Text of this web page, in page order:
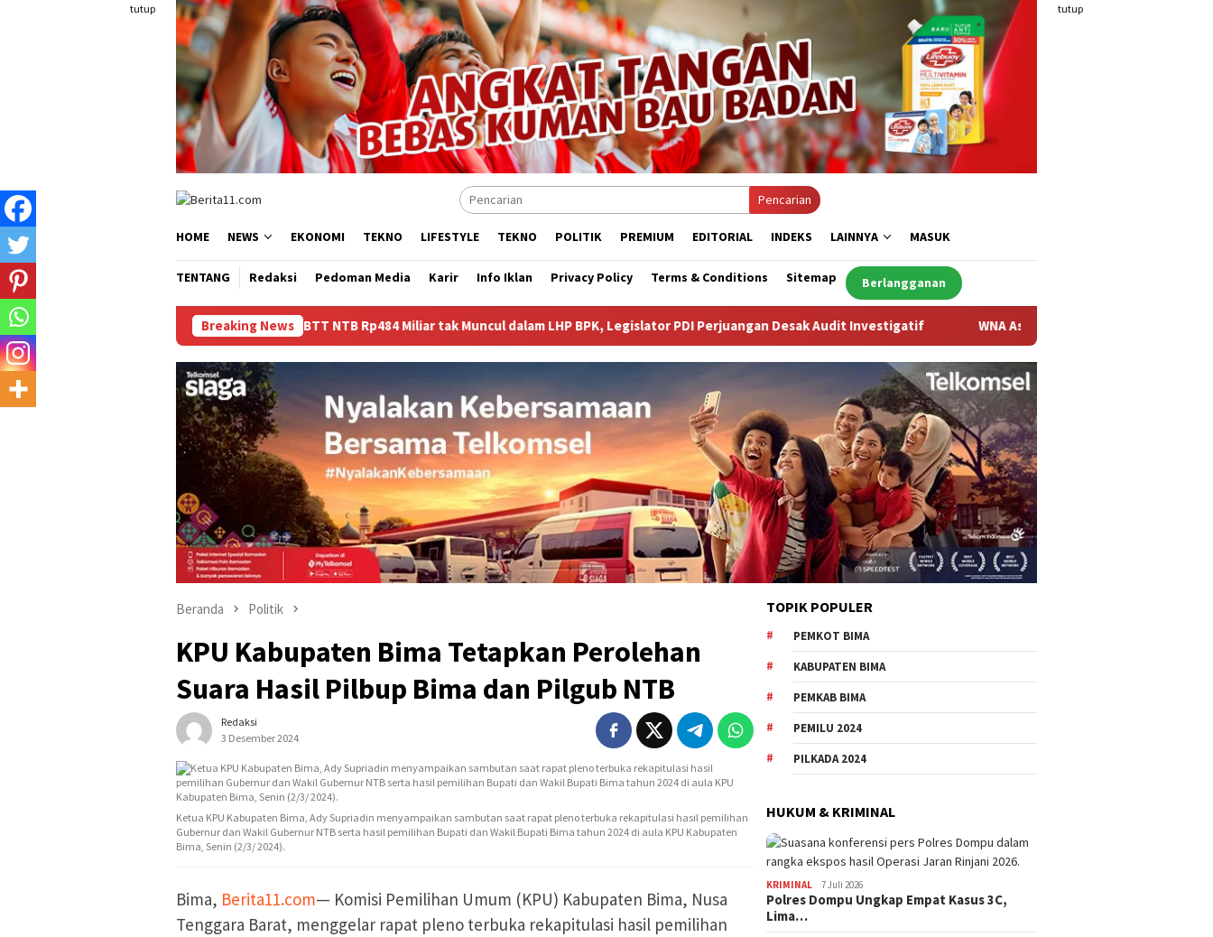
tutup tutup
Pencarian
HOME NEWS EKONOMI TEKNO LIFESTYLE TEKNO POLITIK PREMIUM EDITORIAL INDEKS LAINNYA MASUK
TENTANG Redaksi Pedoman Media Karir Info Iklan Privacy Policy Terms & Conditions Sitemap Berlangganan
Breaking News
Dana BTT NTB Rp484 Miliar tak Muncul dalam LHP BPK, Legislator PDI Perjuangan Desak Audit Investigatif WNA Asal Arab Saudi Ditemukan Meninggal di Desa Piong
Beranda Politik
KPU Kabupaten Bima Tetapkan Perolehan
Suara Hasil Pilbup Bima dan Pilgub NTB
Redaksi
3 Desember 2024
Ketua KPU Kabupaten Bima, Ady Supriadin menyampaikan sambutan saat rapat pleno terbuka rekapitulasi hasil pemilihan
Gubernur dan Wakil Gubernur NTB serta hasil pemilihan Bupati dan Wakil Bupati Bima tahun 2024 di aula KPU Kabupaten
Bima, Senin (2/3/ 2024).
Bima, Berita11.com— Komisi Pemilihan Umum (KPU) Kabupaten Bima, Nusa
Tenggara Barat, menggelar rapat pleno terbuka rekapitulasi hasil pemilihan
TOPIK POPULER
PEMKOT BIMA
KABUPATEN BIMA
PEMKAB BIMA
PEMILU 2024
PILKADA 2024
HUKUM & KRIMINAL
KRIMINAL 7 Juli 2026
Polres Dompu Ungkap Empat Kasus 3C,
Lima…